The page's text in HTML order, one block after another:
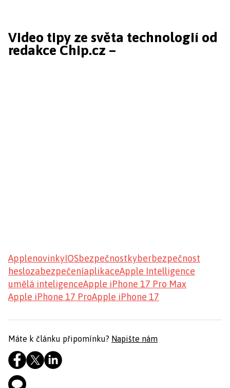
Video tipy ze světa technologií od
redakce Chip.cz –
ApplenovinkyIOSbezpečnostkyberbezpečnost
heslozabezpečeníaplikaceApple Intelligence
umělá inteligenceApple iPhone 17 Pro Max
Apple iPhone 17 ProApple iPhone 17
Máte k článku připomínku? Napište nám